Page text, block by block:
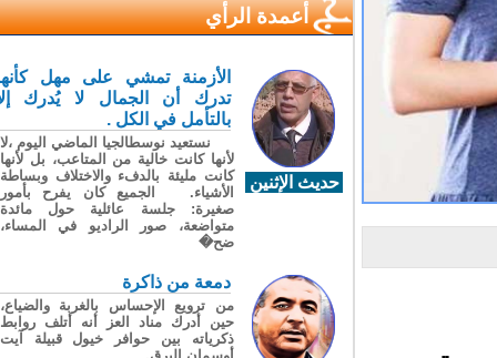
أعمدة الرأي
حديث الإثنين
الأزمنة تمشي على مهل كأنها
تدرك أن الجمال لا يُدرك إلا
بالتأمل في الكل .
نستعيد نوسطالجيا الماضي اليوم ،لا
لأنها كانت خالية من المتاعب، بل لأنها
كانت مليئة بالدفء والاختلاف وبساطة
الأشياء. الجميع كان يفرح بأمور
صغيرة: جلسة عائلية حول مائدة
متواضعة، صور الراديو في المساء،
ضح�
دمعة من ذاكرة
من ترويع الإحساس بالغربة والضياع،
حين أدرك مناد العز أنه أتلف روابط
ذكرياته بين حوافر خيول قبيلة آيت